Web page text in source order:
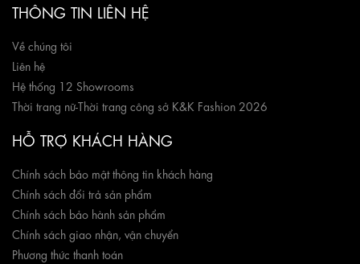
THÔNG TIN LIÊN HỆ
Về chúng tôi
Liên hệ
Hệ thống 12 Showrooms
Thời trang nữ-Thời trang công sở K&K Fashion 2026
HỖ TRỢ KHÁCH HÀNG
Chính sách bảo mật thông tin khách hàng
Chính sách đổi trả sản phẩm
Chính sách bảo hành sản phẩm
Chính sách giao nhận, vận chuyển
Phương thức thanh toán